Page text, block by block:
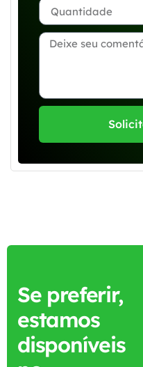
Se preferir,
estamos
disponíveis